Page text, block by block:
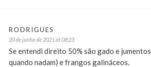
RODRIGUES
20 de junho de 2021 at 08:23
Se entendi direito 50% são gado e
quando nadam) e frangos galináceos.